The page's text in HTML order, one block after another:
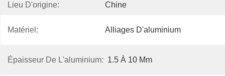
Lieu D'origine: Chine
Matériel: Alliages D'aluminium
Épaisseur De L'aluminium: 1.5 À 10 Mm